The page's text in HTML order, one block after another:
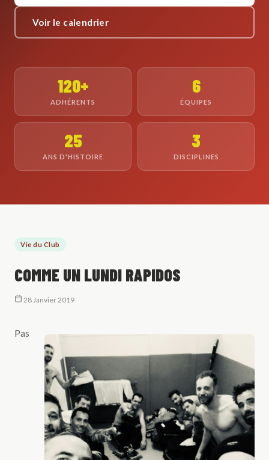
Voir le calendrier
120+
ADHÉRENTS
6
ÉQUIPES
25
ANS D'HISTOIRE
3
DISCIPLINES
Vie du Club
COMME UN LUNDI RAPIDOS
28 Janvier 2019
Pas